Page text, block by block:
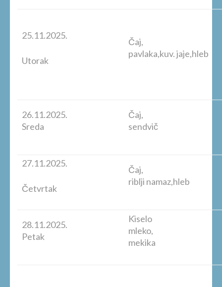
25.11.2025.
Utorak
Čaj,
pavlaka,kuv. jaje,hleb
26.11.2025.
Sreda
Čaj,
sendvič
27.11.2025.
Četvrtak
Čaj,
riblji namaz,hleb
28.11.2025.
Petak
Kiselo
mleko,
mekika